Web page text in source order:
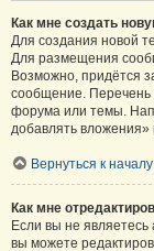
Как мне создать
Для создания новой
Для размещения
Возможно, придётся
сообщение. Перечень
форума или темы.
добавлять вложения»
Вернуться к началу
Как мне
Если вы не
вы можете